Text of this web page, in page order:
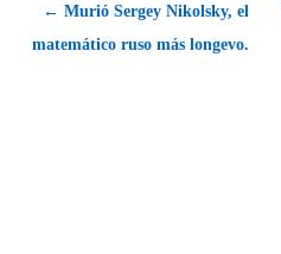
← Murió Sergey Nikolsky, el
matemático ruso más longevo.